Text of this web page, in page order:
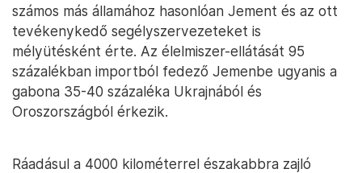
számos más államához hasonlóan Jement és az ott
tevékenykedő segélyszervezeteket is
mélyütésként érte. Az élelmiszer-ellátását 95
százalékban importból fedező Jemenbe ugyanis a
gabona 35-40 százaléka Ukrajnából és
Oroszországból érkezik.
Ráadásul a 4000 kilométerrel északabbra zajló